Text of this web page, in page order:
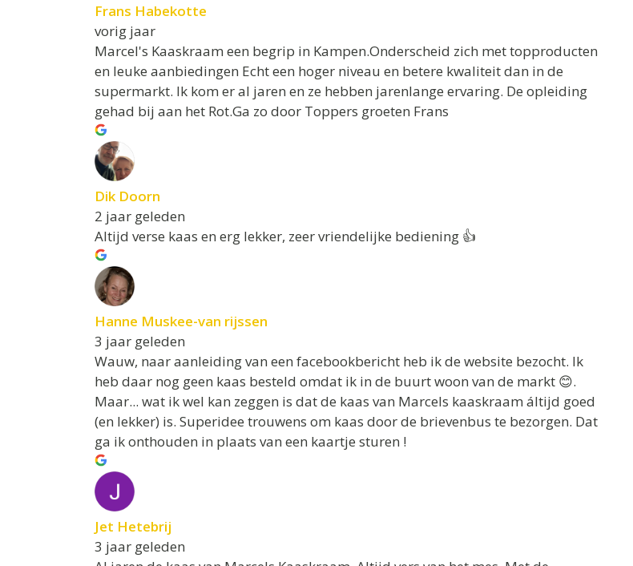
Frans Habekotte
vorig jaar
Marcel's Kaaskraam een begrip in Kampen.Onderscheid zich met topproducten
en leuke aanbiedingen Echt een hoger niveau en betere kwaliteit dan in de
supermarkt. Ik kom er al jaren en ze hebben jarenlange ervaring. De opleiding
gehad bij aan het Rot.Ga zo door Toppers groeten Frans
Dik Doorn
2 jaar geleden
Altijd verse kaas en erg lekker, zeer vriendelijke bediening 👍
Hanne Muskee-van rijssen
3 jaar geleden
Wauw, naar aanleiding van een facebookbericht heb ik de website bezocht. Ik
heb daar nog geen kaas besteld omdat ik in de buurt woon van de markt 😊.
Maar... wat ik wel kan zeggen is dat de kaas van Marcels kaaskraam áltijd goed
(en lekker) is. Superidee trouwens om kaas door de brievenbus te bezorgen. Dat
ga ik onthouden in plaats van een kaartje sturen !
Jet Hetebrij
3 jaar geleden